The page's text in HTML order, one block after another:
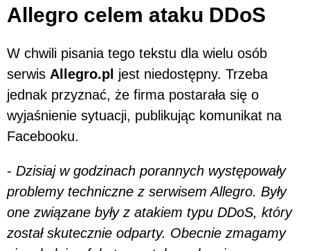
Allegro celem ataku DDoS
W chwili pisania tego tekstu dla wielu osób
serwis Allegro.pl jest niedostępny. Trzeba
jednak przyznać, że firma postarała się o
wyjaśnienie sytuacji, publikując komunikat na
Facebooku.
- Dzisiaj w godzinach porannych występowały
problemy techniczne z serwisem Allegro. Były
one związane były z atakiem typu DDoS, który
został skutecznie odparty. Obecnie zmagamy